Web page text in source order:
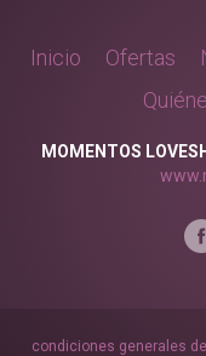
Inicio Ofertas
MOMENTOS
condiciones generales